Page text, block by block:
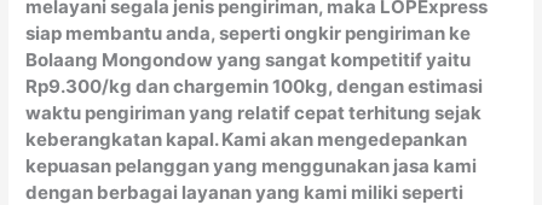
melayani segala jenis pengiriman, maka LOPExpress
siap membantu anda, seperti ongkir pengiriman ke
Bolaang Mongondow yang sangat kompetitif yaitu
Rp9.300/kg dan chargemin 100kg, dengan estimasi
waktu pengiriman yang relatif cepat terhitung sejak
keberangkatan kapal. Kami akan mengedepankan
kepuasan pelanggan yang menggunakan jasa kami
dengan berbagai layanan yang kami miliki seperti